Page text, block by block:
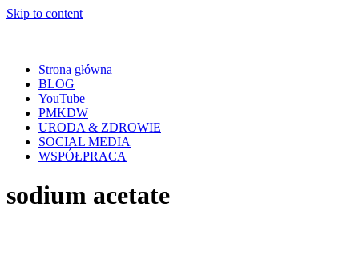
Skip to content
Strona główna
BLOG
YouTube
PMKDW
URODA & ZDROWIE
SOCIAL MEDIA
WSPÓŁPRACA
sodium acetate